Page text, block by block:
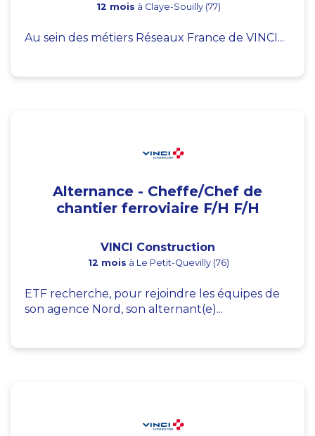
12 mois à Claye-Souilly (77)
Au sein des métiers Réseaux France de VINCI...
Alternance - Cheffe/Chef de
chantier ferroviaire F/H F/H
VINCI Construction
12 mois à Le Petit-Quevilly (76)
ETF recherche, pour rejoindre les équipes de
son agence Nord, son alternant(e)...